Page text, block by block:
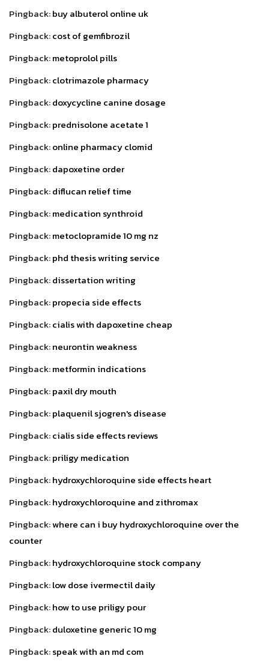
Pingback:buy albuterol online uk
Pingback:cost of gemfibrozil
Pingback:metoprolol pills
Pingback:clotrimazole pharmacy
Pingback:doxycycline canine dosage
Pingback:prednisolone acetate 1
Pingback:online pharmacy clomid
Pingback:dapoxetine order
Pingback:diflucan relief time
Pingback:medication synthroid
Pingback:metoclopramide 10 mg nz
Pingback:phd thesis writing service
Pingback:dissertation writing
Pingback:propecia side effects
Pingback:cialis with dapoxetine cheap
Pingback:neurontin weakness
Pingback:metformin indications
Pingback:paxil dry mouth
Pingback:plaquenil sjogren's disease
Pingback:cialis side effects reviews
Pingback:priligy medication
Pingback:hydroxychloroquine side effects heart
Pingback:hydroxychloroquine and zithromax
Pingback:where can i buy hydroxychloroquine over the
counter
Pingback:hydroxychloroquine stock company
Pingback:low dose ivermectil daily
Pingback:how to use priligy pour
Pingback:duloxetine generic 10 mg
Pingback:speak with an md com